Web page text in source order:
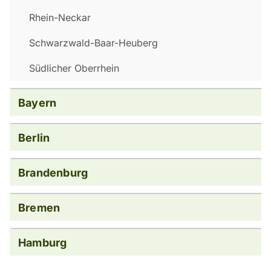
Rhein-Neckar
Schwarzwald-Baar-Heuberg
Südlicher Oberrhein
Bayern
Berlin
Brandenburg
Bremen
Hamburg